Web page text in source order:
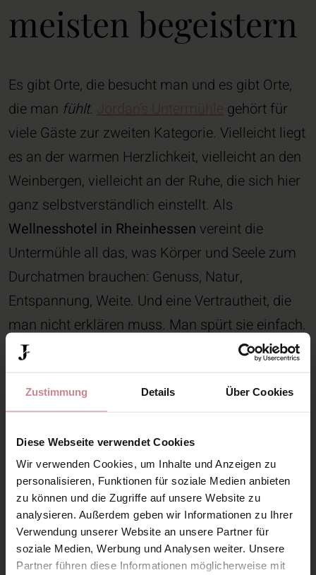
Zustimmung Details Über Cookies
Diese Webseite verwendet Cookies
Wir verwenden Cookies, um Inhalte und Anzeigen zu
personalisieren, Funktionen für soziale Medien anbieten
zu können und die Zugriffe auf unsere Website zu
analysieren. Außerdem geben wir Informationen zu Ihrer
Verwendung unserer Website an unsere Partner für
soziale Medien, Werbung und Analysen weiter. Unsere
Partner führen diese Informationen möglicherweise mit
meisten begeistern
Es gibt Orte, die besucht man und es gibt Orte,
die man fühlt.
gehört für
viele Gäste zur zweiten Kategorie. Vielleicht liegt
es an der warmen Herzlichkeit, vielleicht an den
Weinbergen, vielleicht an der Ruhe, die sich hier
ganz selbstverständlich einstellt. Als
Wellnesshotel in Rheinhessen vereint die
Untermühle all das, was Körper und Seele zum
Durchatmen brauchen: Genuss, Natur,
Entspannung, Weite. Und eine Vertrautheit, die
man nicht erklären muss. Man spürt sie einfach.
Hier sind fünf Dinge, die unsere Gäste immer
wieder begeistern.
1. Die Art, wie man hier
zur Ruhe kommt: Das
Spa als Herzstück
ImJordan’s Untermühle Spafühlt sich Zeit auf